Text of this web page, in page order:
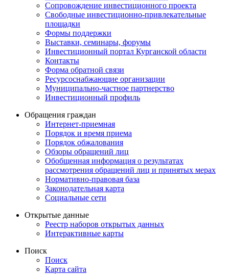
Сопровождение инвестиционного проекта
Свободные инвестиционно-привлекательные
площадки
Формы поддержки
Выставки, семинары, форумы
Инвестиционный портал Курганской области
Контакты
Форма обратной связи
Ресурсоснабжающие организации
Муниципально-частное партнерство
Инвестиционный профиль
Обращения граждан
Интернет-приемная
Порядок и время приема
Порядок обжалования
Обзоры обращений лиц
Обобщенная информация о результатах
рассмотрения обращений лиц и принятых мерах
Нормативно-правовая база
Законодательная карта
Социальные сети
Открытые данные
Реестр наборов открытых данных
Интерактивные карты
Поиск
Поиск
Карта сайта